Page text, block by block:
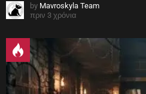
by Mavroskyla Team
πριν 3 χρόνια